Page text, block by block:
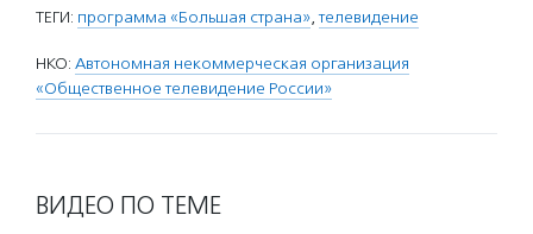
ТЕГИ: программа «Большая страна»,телевидение
НКО: Автономная некоммерческая организация
«Общественное телевидение России»
ВИДЕО ПО ТЕМЕ